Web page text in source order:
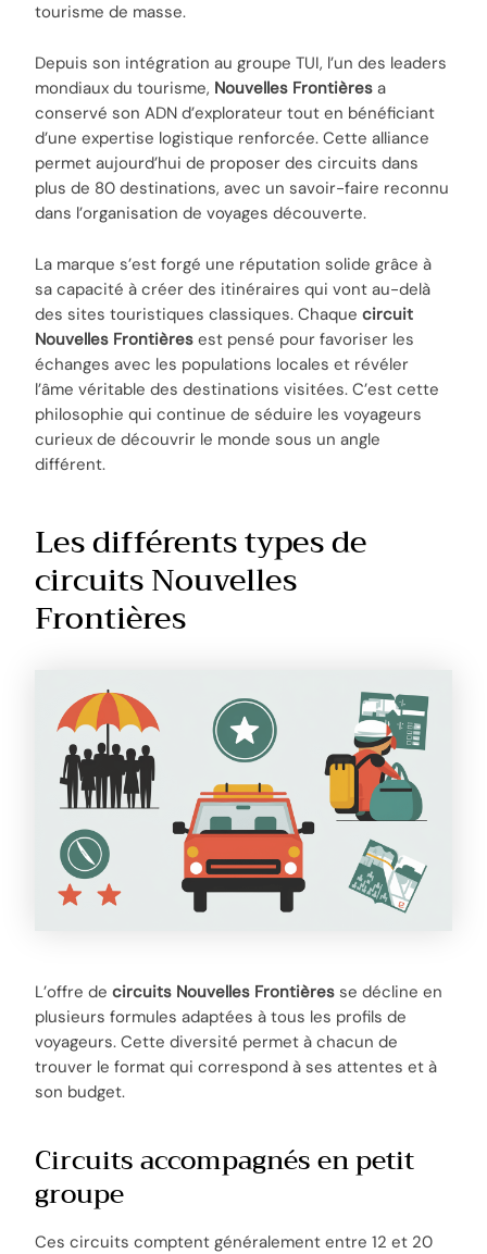
tourisme de masse.
Depuis son intégration au groupe TUI, l’un des leaders
mondiaux du tourisme, Nouvelles Frontières a
conservé son ADN d’explorateur tout en bénéficiant
d’une expertise logistique renforcée. Cette alliance
permet aujourd’hui de proposer des circuits dans
plus de 80 destinations, avec un savoir-faire reconnu
dans l’organisation de voyages découverte.
La marque s’est forgé une réputation solide grâce à
sa capacité à créer des itinéraires qui vont au-delà
des sites touristiques classiques. Chaquecircuit
Nouvelles Frontières est pensé pour favoriser les
échanges avec les populations locales et révéler
l’âme véritable des destinations visitées. C’est cette
philosophie qui continue de séduire les voyageurs
curieux de découvrir le monde sous un angle
différent.
Les différents types de
circuits Nouvelles
Frontières
L’offre decircuits Nouvelles Frontières se décline en
plusieurs formules adaptées à tous les profils de
voyageurs. Cette diversité permet à chacun de
trouver le format qui correspond à ses attentes et à
son budget.
Circuits accompagnés en petit
groupe
Ces circuits comptent généralement entre 12 et 20